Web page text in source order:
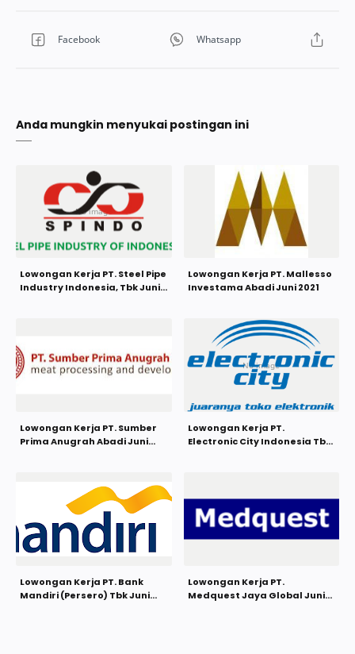
Anda mungkin menyukai postingan ini
Lowongan Kerja PT. Steel Pipe
Industry Indonesia, Tbk Juni
Lowongan Kerja PT. Mallesso
Investama Abadi Juni 2021
Lowongan Kerja PT. Sumber
Prima Anugrah Abadi Juni
Lowongan Kerja PT.
Electronic City Indonesia Tbk
Lowongan Kerja PT. Bank
Mandiri (Persero) Tbk Juni
Lowongan Kerja PT.
Medquest Jaya Global Juni